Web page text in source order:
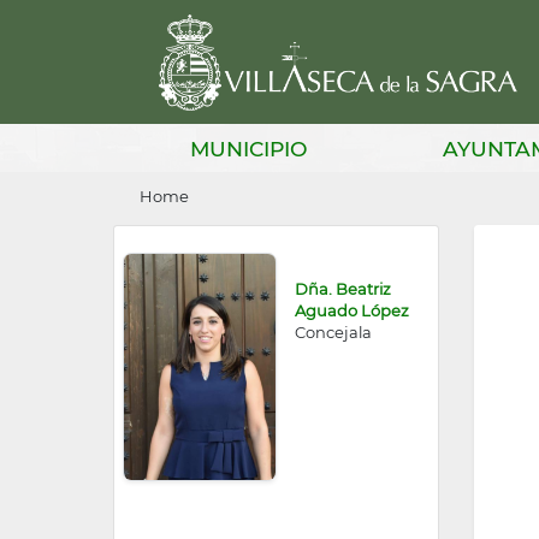
MUNICIPIO
Breadcrumb
Home
Dña. Beatriz
Aguado López
Concejala